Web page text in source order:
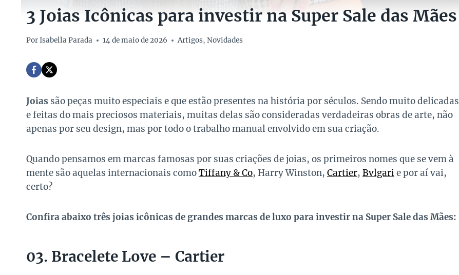
3 Joias Icônicas para investir na Super Sale das Mães
PorIsabella Parada 14 de maio de 2026 Artigos,Novidades
Joias são peças muito especiais e que estão presentes na história por séculos. Sendo muito delicadas
e feitas do mais preciosos materiais, muitas delas são consideradas verdadeiras obras de arte, não
apenas por seu design, mas por todo o trabalho manual envolvido em sua criação.
Quando pensamos em marcas famosas por suas criações de joias, os primeiros nomes que se vem à
mente são aquelas internacionais comoTiffany & Co, Harry Winston, Cartier, Bvlgarie por aí vai,
certo?
Confira abaixo três joias icônicas de grandes marcas de luxo para investir na Super Sale das Mães:
03. Bracelete Love – Cartier